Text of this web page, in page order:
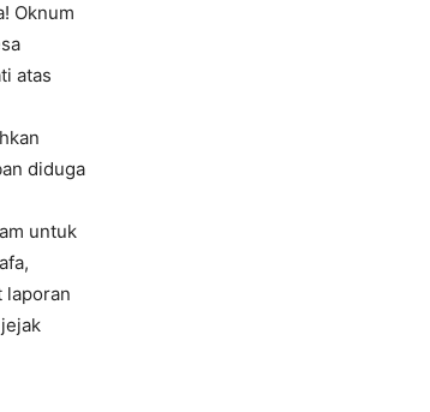
Oknum
atas
diduga
untuk
laporan